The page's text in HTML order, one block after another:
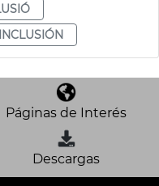
INCLUSIÓN
Páginas de Interés
Descargas